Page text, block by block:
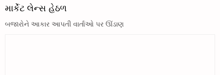
માર્કેટ લેન્સ હેઠળ
બજારોને આકાર આપતી વાર્તાઓ પર ઊંડાણ